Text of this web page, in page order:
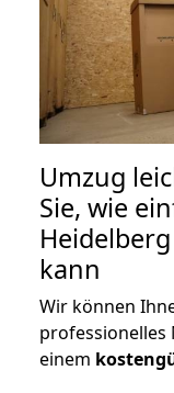
Umzug
Sie, wie
kann
Wir können
professionelles
einem